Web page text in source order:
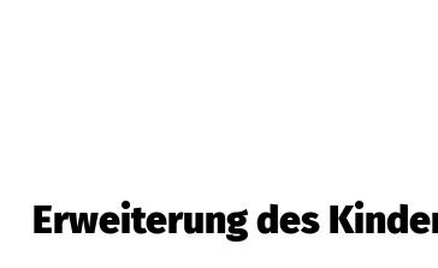
Erweiterung des